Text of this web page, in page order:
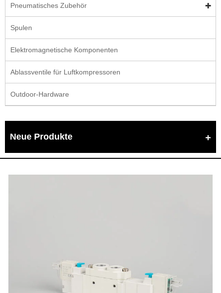
Pneumatisches Zubehör
Spulen
Elektromagnetische Komponenten
Ablassventile für Luftkompressoren
Outdoor-Hardware
Neue Produkte